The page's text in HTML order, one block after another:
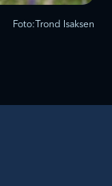
Foto: Trond Isaksen